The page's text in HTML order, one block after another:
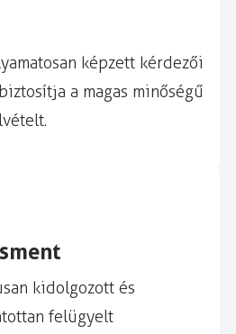
képzett kérdezői
a magas minőségű
kidolgozott és
felügyelt